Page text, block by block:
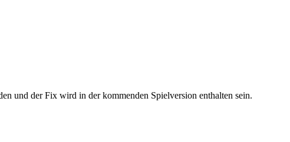
und der Fix wird in der kommenden Spielversion enthalten sein.